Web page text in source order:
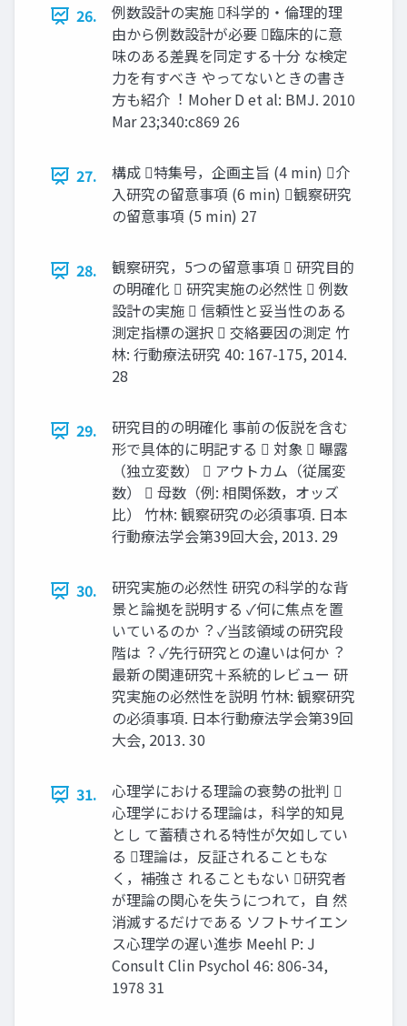
26.
例数設計の実施 科学的・倫理的理
由から例数設計が必要 臨床的に意
味のある差異を同定する⼗分 な検定
⼒を有すべき やってないときの書き
⽅も紹介︕ Moher D et al: BMJ. 2010
Mar 23;340:c869 26
27.
構成 特集号，企画主旨 (4 min) 介
入研究の留意事項 (6 min) 観察研究
の留意事項 (5 min) 27
28.
観察研究，5つの留意事項  研究目的
の明確化  研究実施の必然性  例数
設計の実施  信頼性と妥当性のある
測定指標の選択  交絡要因の測定 ⽵
林: ⾏動療法研究 40: 167-175, 2014.
28
29.
研究目的の明確化 事前の仮説を含む
形で具体的に明記する  対象  曝露
（独⽴変数）  アウトカム（従属変
数）  ⺟数（例: 相関係数，オッズ
比） ⽵林: 観察研究の必須事項. ⽇本
⾏動療法学会第39回大会, 2013. 29
30.
研究実施の必然性 研究の科学的な背
景と論拠を説明する ✓何に焦点を置
いているのか︖ ✓当該領域の研究段
階は︖ ✓先⾏研究との違いは何か︖
最新の関連研究＋系統的レビュー 研
究実施の必然性を説明 ⽵林: 観察研究
の必須事項. ⽇本⾏動療法学会第39回
大会, 2013. 30
31.
⼼理学における理論の衰勢の批判 
⼼理学における理論は，科学的知⾒
とし て蓄積される特性が欠如してい
る 理論は，反証されることもな
く，補強さ れることもない 研究者
が理論の関⼼を失うにつれて，自 然
消滅するだけである ソフトサイエン
ス⼼理学の遅い進歩 Meehl P: J
Consult Clin Psychol 46: 806-34,
1978 31